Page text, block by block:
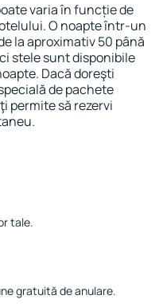
varia în funcție de
O noapte într-un
la aproximativ 50 până
stele sunt disponibile
Dacă doreşti
de pachete
permite să rezervi
tale.
gratuită de anulare.